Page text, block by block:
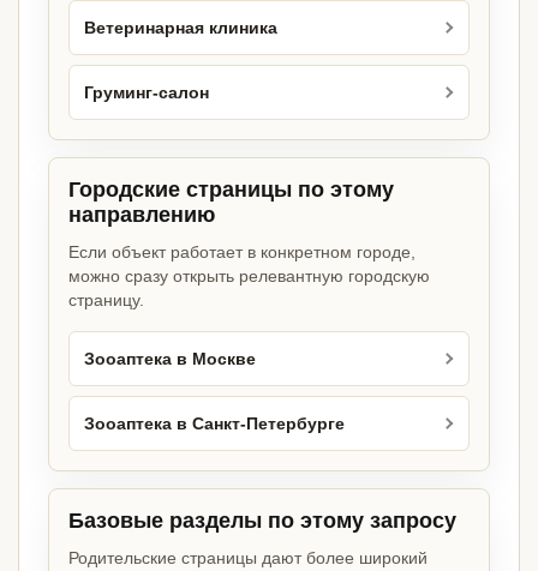
Ветеринарная клиника
Груминг-салон
Городские страницы по этому
направлению
Если объект работает в конкретном городе,
можно сразу открыть релевантную городскую
страницу.
Зооаптека в Москве
Зооаптека в Санкт-Петербурге
Базовые разделы по этому запросу
Родительские страницы дают более широкий